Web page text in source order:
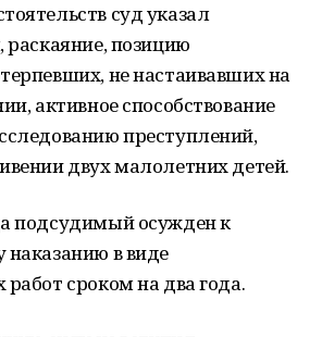
суд указал
позицию
не настаивавших на
активное способствование
преступлений,
двух малолетних детей.
подсудимый осужден к
наказанию в виде
сроком на два года.